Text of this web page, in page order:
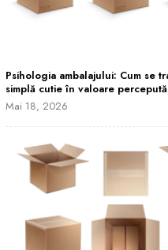
Psihologia ambalajului: Cum se
simplă cutie în valoare
Mai 18, 2026